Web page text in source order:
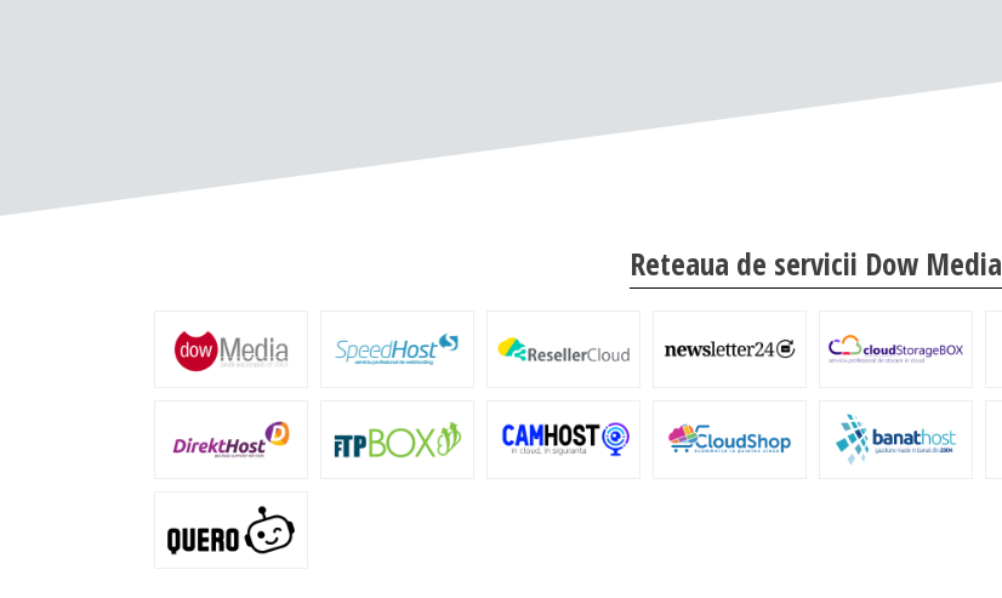
Reteaua de servicii Dow Media